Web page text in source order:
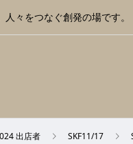
々をつなぐ創発の場です。
出店者 SKF11/17